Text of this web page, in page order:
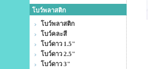
โบว์พลาสติก
โบว์พลาสติก
โบว์คละสี
โบว์ดาว 1.5"
โบว์ดาว 2.5"
โบว์ดาว 3"